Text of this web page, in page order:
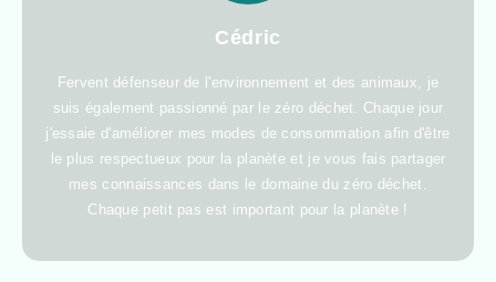
Cédric
Fervent défenseur de l'environnement et des animaux, je
suis également passionné par le zéro déchet. Chaque jour
j'essaie d'améliorer mes modes de consommation afin d'être
le plus respectueux pour la planète et je vous fais partager
mes connaissances dans le domaine du zéro déchet.
Chaque petit pas est important pour la planète !